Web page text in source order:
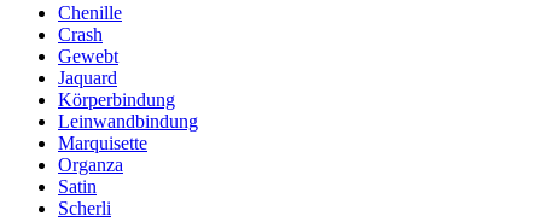
Chenille
Crash
Gewebt
Jaquard
Körperbindung
Leinwandbindung
Marquisette
Organza
Satin
Scherli